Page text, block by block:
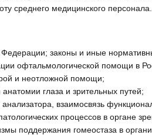
среднего медицинского
Федерации; законы и иные
офтальмологической помощи в
и неотложной помощи;
глаза и зрительных путей;
взаимосвязь
процессов в органе
поддержания гомеостаза в